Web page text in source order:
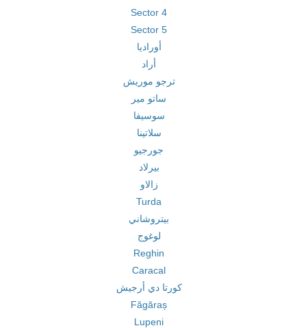
Sector 4
Sector 5
أوراديا
أراد
ترجو موريش
ساتو مير
سوسيفا
سلاتينا
جورجيو
بيرلاد
زالاو
Turda
بيتروشاني
لوغوج
Reghin
Caracal
كورتا دي أرجيش
Făgăraș
Lupeni